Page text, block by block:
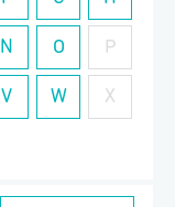
N O P
V W X